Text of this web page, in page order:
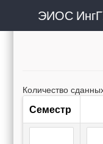
ЭИОС
Количество
Семестр